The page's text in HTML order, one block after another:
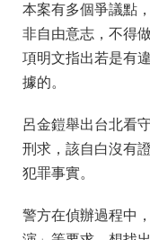
本案有多個爭議點
非自由意志，不得
項明文指出若是有
據的。
呂金鎧舉出台北看
刑求，該自白沒有
犯罪事實。
警方在偵辦過程中